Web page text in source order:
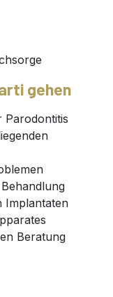
gehen
Parodontitis
Implantaten
Beratung